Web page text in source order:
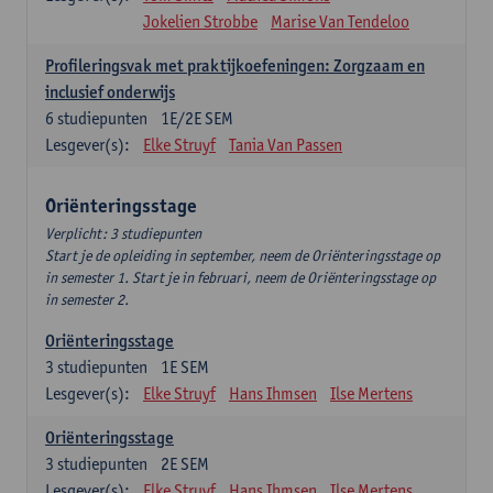
Jokelien Strobbe
Marise Van Tendeloo
Profileringsvak met praktijkoefeningen: Zorgzaam en
inclusief onderwijs
1E/2E SEM
6 studiepunten
Lesgever(s):
Elke Struyf Tania Van Passen
Oriënteringsstage
Verplicht: 3 studiepunten
Start je de opleiding in september, neem de Oriënteringsstage op
in semester 1. Start je in februari, neem de Oriënteringsstage op
in semester 2.
Oriënteringsstage
1E SEM
3 studiepunten
Lesgever(s):
Elke Struyf Hans Ihmsen Ilse Mertens
Oriënteringsstage
2E SEM
3 studiepunten